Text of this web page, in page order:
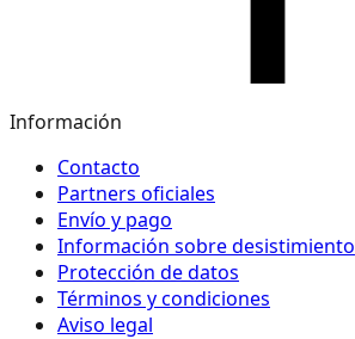
Información
Contacto
Partners oficiales
Envío y pago
Información sobre desistimiento
Protección de datos
Términos y condiciones
Aviso legal